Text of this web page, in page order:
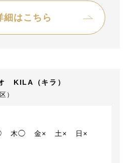
細はこちら
KILA（キラ）
）
木◯ 金× 土×
日×